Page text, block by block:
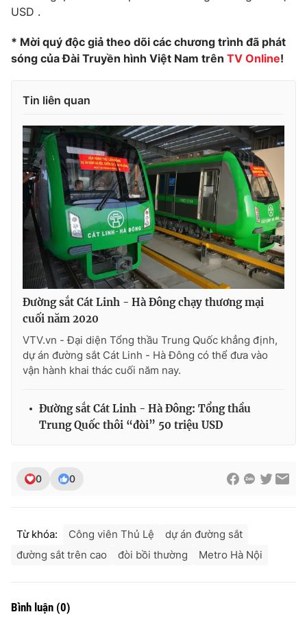
Ðiện thoại Thời báo VTV:
Liên hệ quảng cáo:024-7300.7108
® Cấm sao chép dưới mọi hình thức nếu không có sự chấp
thuận bằng văn bản. Ghi rõ nguồn VTV.vn khi phát hành lại
thông tin từ website này.
USD .
* Mời quý độc giả theo dõi các chương trình đã phát
sóng của Đài Truyền hình Việt Nam trên TV Online!
Tin liên quan
Đường sắt Cát Linh - Hà Đông chạy thương mại
cuối năm 2020
VTV.vn - Đại diện Tổng thầu Trung Quốc khẳng định,
dự án đường sắt Cát Linh - Hà Đông có thể đưa vào
vận hành khai thác cuối năm nay.
Đường sắt Cát Linh - Hà Đông: Tổng thầu
Trung Quốc thôi “đòi” 50 triệu USD
0 0
Từ khóa: Công viên Thủ Lệ
dự án đường sắt
đường sắt trên cao
đòi bồi thường Metro Hà Nội
Bình luận (0)